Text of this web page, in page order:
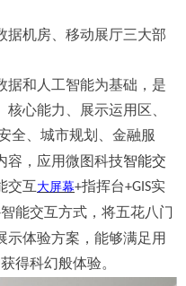
机房、移动展厅三大部
和人工智能为基础，是
心能力、展示运用区、
全、城市规划、金融服
容，应用微图科技智能交
交互大屏幕+指挥台+GIS实
智能交互方式，将五花八门
示体验方案，能够满足用
得科幻般体验。